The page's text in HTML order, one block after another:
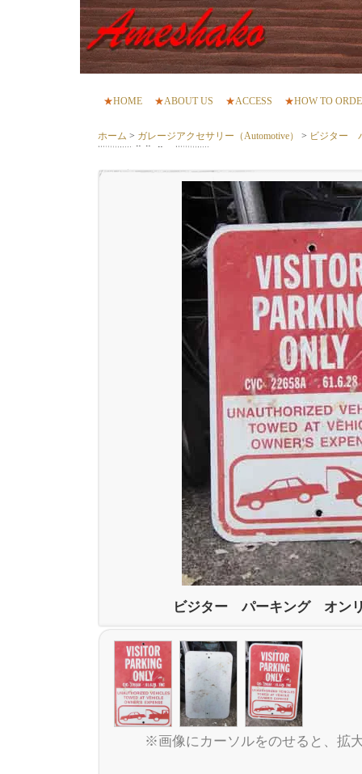
★HOME ★ABOUT US ★ACCESS ★HOW TO
ホーム > ガレージアクセサリー（Automotive） > ビジター
ビジター パーキング オン
※画像にカーソルをのせると、拡